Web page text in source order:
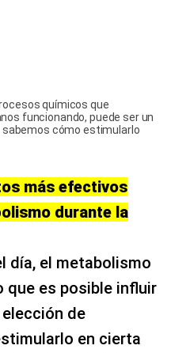
químicos que
funcionando, puede ser un
sabemos cómo estimularlo
más efectivos
durante la
día, el metabolismo
que es posible influir
de
en cierta